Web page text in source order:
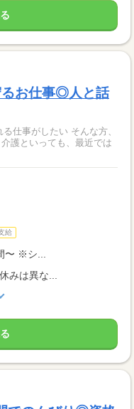
るお仕事◎人と話
したい そんな方、
給
〜 ※シ...
みは異な...